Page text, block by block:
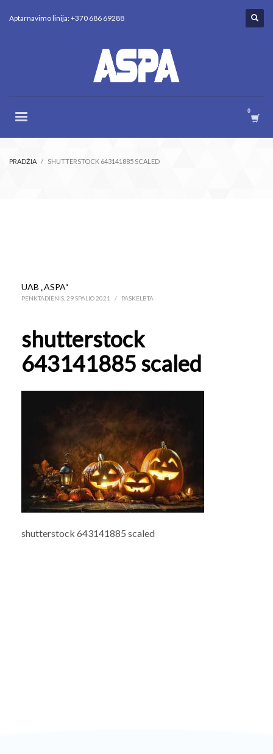
Aptarnavimo linija: +370 686 69288
PRADŽIA SHUTTERSTOCK 643141885 SCALED
UAB „ASPA“
PENKTADIENIS, 29 SPALIO 2021 / PASKELBTA
shutterstock
643141885 scaled
shutterstock 643141885 scaled